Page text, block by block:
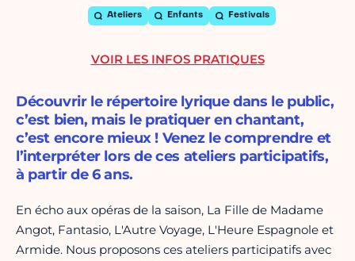
Ateliers Enfants Festivals
Découvrir le répertoire lyrique dans le public,
c’est bien, mais le pratiquer en chantant,
c’est encore mieux ! Venez le comprendre et
l’interpréter lors de ces ateliers participatifs,
à partir de 6 ans.
En écho aux opéras de la saison, La Fille de Madame
Angot, Fantasio, L'Autre Voyage, L'Heure Espagnole et
Armide. Nous proposons ces ateliers participatifs avec
VOIR LES INFOS PRATIQUES